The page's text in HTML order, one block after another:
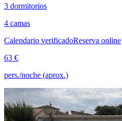
3 dormitorios
4 camas
Calendario verificadoReserva online
63 €
pers./noche (aprox.)